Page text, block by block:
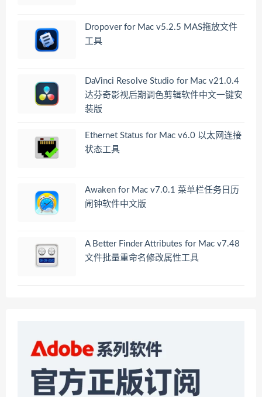
Dropover for Mac v5.2.5 MAS拖放文件
工具
DaVinci Resolve Studio for Mac v21.0.4
达芬奇影视后期调色剪辑软件中文一键安
装版
Ethernet Status for Mac v6.0 以太网连接
状态工具
Awaken for Mac v7.0.1 菜单栏任务日历
闹钟软件中文版
A Better Finder Attributes for Mac v7.48
文件批量重命名修改属性工具